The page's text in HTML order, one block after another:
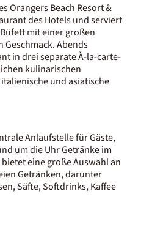
Orangers Beach Resort &
des Hotels und serviert
mit einer großen
Geschmack. Abends
in drei separate À-la-carte-
kulinarischen
und asiatische
Anlaufstelle für Gäste,
um die Uhr Getränke im
eine große Auswahl an
Getränken, darunter
Säfte, Softdrinks, Kaffee